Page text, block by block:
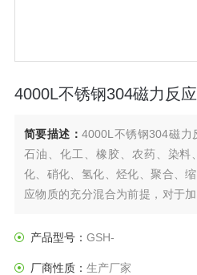
4000L不锈钢304磁力反
简要描述：4000L不锈钢304磁力
石油、化工、橡胶、农药、染料
化、硝化、氢化、烃化、聚合、
应物质的充分混合为前提，对于
效果，是化工，制药等行业理想的
产品型号： GSH-
厂商性质： 生产厂家